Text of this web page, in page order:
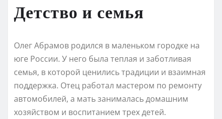
Детство и семья
Олег Абрамов родился в маленьком городке на
юге России. У него была теплая и заботливая
семья, в которой ценились традиции и взаимная
поддержка. Отец работал мастером по ремонту
автомобилей, а мать занималась домашним
хозяйством и воспитанием трех детей.